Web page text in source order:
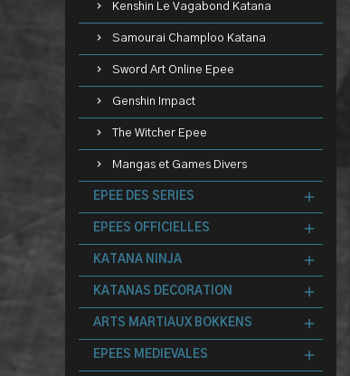
Kenshin Le Vagabond Katana
Samourai Champloo Katana
Sword Art Online Epee
Genshin Impact
The Witcher Epee
Mangas et Games Divers
EPEE DES SERIES
EPEES OFFICIELLES
KATANA NINJA
KATANAS DECORATION
ARTS MARTIAUX BOKKENS
EPEES MEDIEVALES